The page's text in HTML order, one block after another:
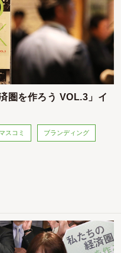
圏を作ろう VOL.3」イ
スコミ ブランディング